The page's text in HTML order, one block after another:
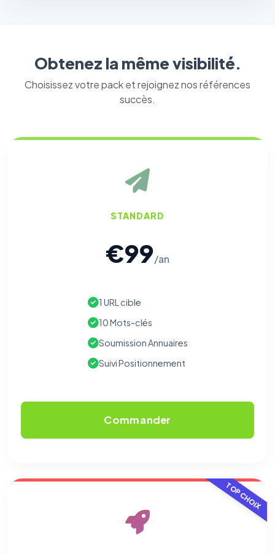
Obtenez la même visibilité.
Choisissez votre pack et rejoignez nos références
succès.
STANDARD
€99/an
1 URL cible
10 Mots-clés
Soumission Annuaires
Suivi Positionnement
Commander
TOP CHOIX